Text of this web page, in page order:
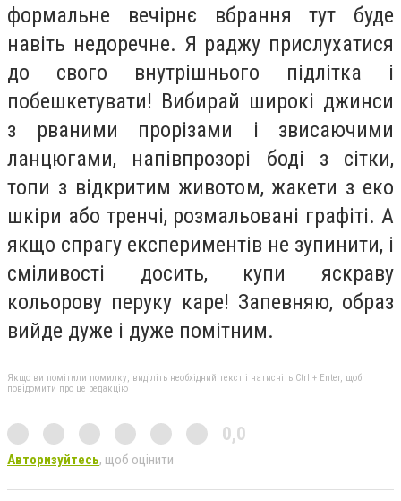
формальне вечірнє вбрання тут буде
навіть недоречне. Я раджу прислухатися
до свого внутрішнього підлітка і
побешкетувати! Вибирай широкі джинси
з рваними прорізами і звисаючими
ланцюгами, напівпрозорі боді з сітки,
топи з відкритим животом, жакети з еко
шкіри або тренчі, розмальовані графіті. А
якщо спрагу експериментів не зупинити, і
сміливості досить, купи яскраву
кольорову перуку каре! Запевняю, образ
вийде дуже і дуже помітним.
Якщо ви помітили помилку, виділіть необхідний текст і натисніть Ctrl + Enter, щоб
повідомити про це редакцію
0,0
Авторизуйтесь, щоб оцінити